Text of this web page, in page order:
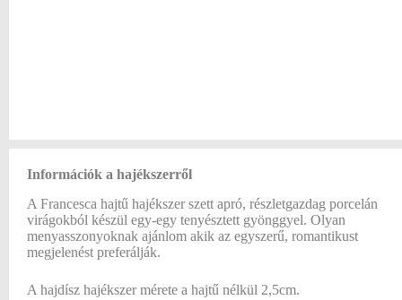
Információk a hajékszerről
A Francesca hajtű hajékszer szett apró, részletgazdag porcelán
virágokból készül egy-egy tenyésztett gyönggyel. Olyan
menyasszonyoknak ajánlom akik az egyszerű, romantikust
megjelenést preferálják.
A hajdísz hajékszer mérete a hajtű nélkül 2,5cm.